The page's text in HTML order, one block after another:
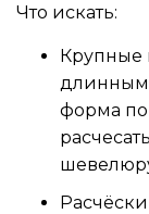
Что искать:
Крупные
форма